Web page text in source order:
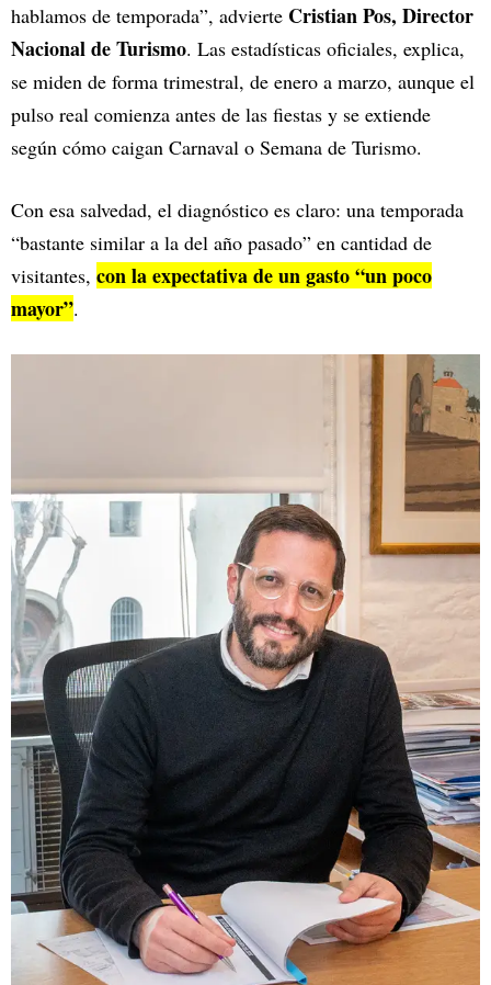
hablamos de temporada”, advierte Cristian Pos, Director
Nacional de Turismo. Las estadísticas oficiales, explica,
se miden de forma trimestral, de enero a marzo, aunque el
pulso real comienza antes de las fiestas y se extiende
según cómo caigan Carnaval o Semana de Turismo.
Con esa salvedad, el diagnóstico es claro: una temporada
“bastante similar a la del año pasado” en cantidad de
visitantes, con la expectativa de un gasto “un poco
mayor”.